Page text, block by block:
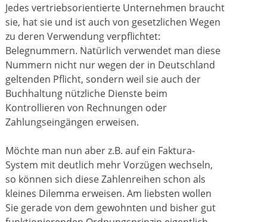
Jedes vertriebsorientierte Unternehmen braucht
sie, hat sie und ist auch von gesetzlichen Wegen
zu deren Verwendung verpflichtet:
Belegnummern. Natürlich verwendet man diese
Nummern nicht nur wegen der in Deutschland
geltenden Pflicht, sondern weil sie auch der
Buchhaltung nützliche Dienste beim
Kontrollieren von Rechnungen oder
Zahlungseingängen erweisen.
Möchte man nun aber z.B. auf ein Faktura-
System mit deutlich mehr Vorzügen wechseln,
so können sich diese Zahlenreihen schon als
kleines Dilemma erweisen. Am liebsten wollen
Sie gerade von dem gewohnten und bisher gut